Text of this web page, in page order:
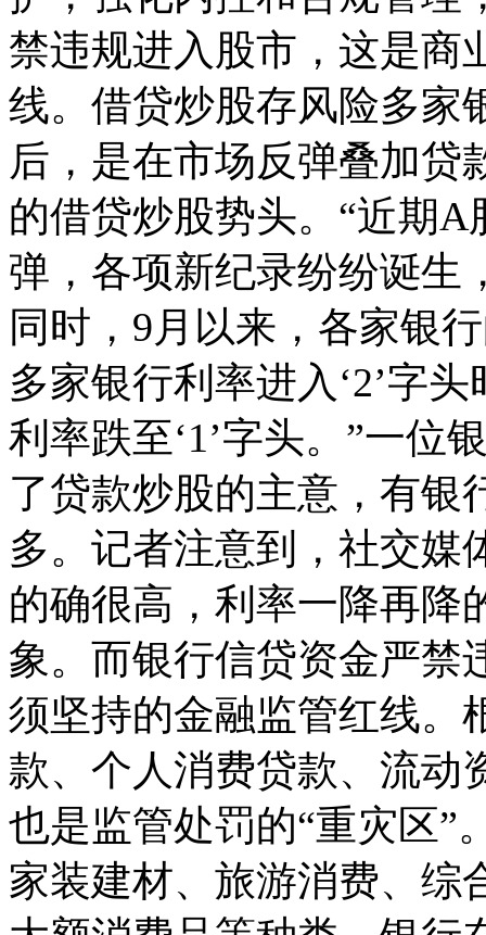
禁违规进入股市，这是商
线。借贷炒股存风险多家
后，是在市场反弹叠加贷
的借贷炒股势头。“近期A
弹，各项新纪录纷纷诞生
同时，9月以来，各家银
多家银行利率进入‘2’字
利率跌至‘1’字头。”一位
了贷款炒股的主意，有银
多。记者注意到，社交媒
的确很高，利率一降再降
象。而‌银行信贷资金严禁
须坚持的金融监管红线。
款、个人消费贷款、流动
也是监管处罚的“重灾区”
家装建材、旅游消费、综